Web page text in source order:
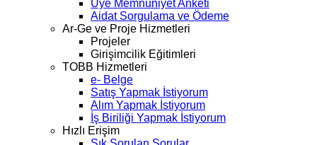
Üye Memnuniyet Anketi
Aidat Sorgulama ve Ödeme
Ar-Ge ve Proje Hizmetleri
Projeler
Girişimcilik Eğitimleri
TOBB Hizmetleri
e- Belge
Satış Yapmak İstiyorum
Alım Yapmak İstiyorum
İş Biriliği Yapmak İstiyorum
Hızlı Erişim